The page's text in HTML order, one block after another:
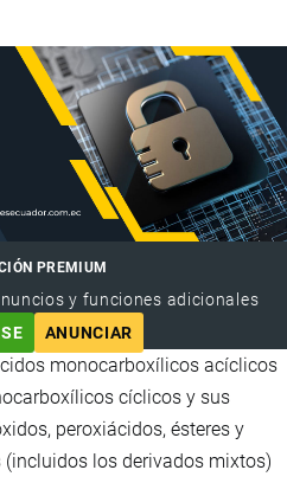
PREMIUM
y funciones adicionales
ANUNCIAR
monocarboxílicos acíclicos
cíclicos y sus
peroxiácidos, ésteres y
los derivados mixtos)